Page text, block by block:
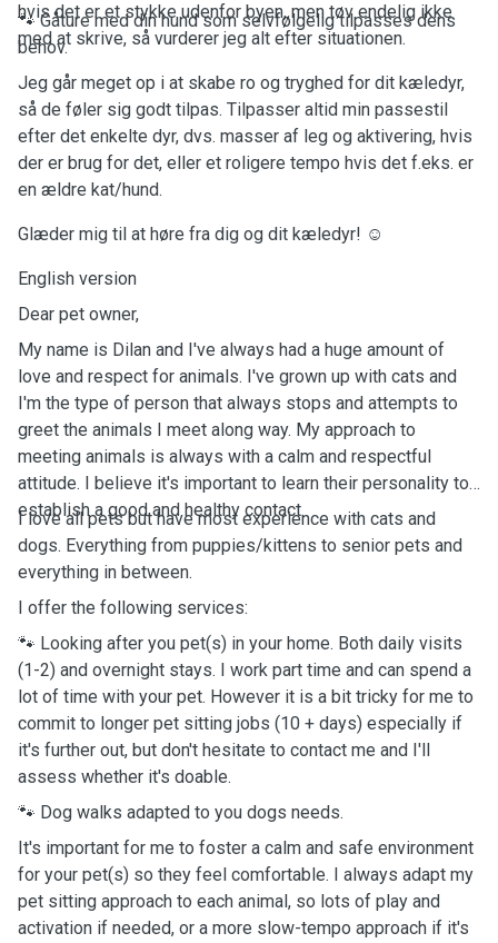
hvis det er et stykke udenfor byen, men tøv endelig ikke
med at skrive, så vurderer jeg alt efter situationen.
🐾 Gåture med din hund som selvfølgelig tilpasses dens
behov.
Jeg går meget op i at skabe ro og tryghed for dit kæledyr,
så de føler sig godt tilpas. Tilpasser altid min passestil
efter det enkelte dyr, dvs. masser af leg og aktivering, hvis
der er brug for det, eller et roligere tempo hvis det f.eks. er
en ældre kat/hund.
Glæder mig til at høre fra dig og dit kæledyr! ☺️
English version
Dear pet owner,
My name is Dilan and I've always had a huge amount of
love and respect for animals. I've grown up with cats and
I'm the type of person that always stops and attempts to
greet the animals I meet along way. My approach to
meeting animals is always with a calm and respectful
attitude. I believe it's important to learn their personality to
establish a good and healthy contact.
I love all pets but have most experience with cats and
dogs. Everything from puppies/kittens to senior pets and
everything in between.
I offer the following services:
🐾 Looking after you pet(s) in your home. Both daily visits
(1-2) and overnight stays. I work part time and can spend a
lot of time with your pet. However it is a bit tricky for me to
commit to longer pet sitting jobs (10 + days) especially if
it's further out, but don't hesitate to contact me and I'll
assess whether it's doable.
🐾 Dog walks adapted to you dogs needs.
It's important for me to foster a calm and safe environment
for your pet(s) so they feel comfortable. I always adapt my
pet sitting approach to each animal, so lots of play and
activation if needed, or a more slow-tempo approach if it's